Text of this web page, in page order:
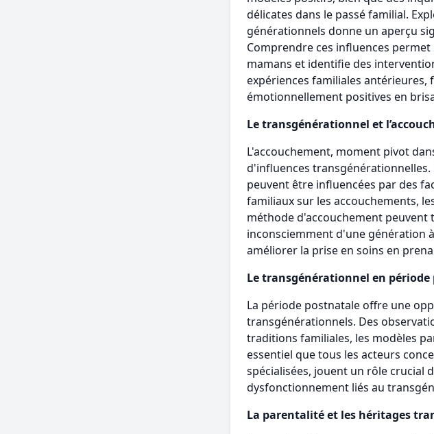
délicates dans le passé familial.
générationnels donne un aperçu
Comprendre ces influences
mamans et identifie des
expériences familiales antérieures,
émotionnellement positives en
Le transgénérationnel et
L'accouchement, moment pivot
d'influences transgénérationnelles.
peuvent être influencées par des
familiaux sur les accouchements,
méthode d'accouchement
inconsciemment d'une génération
améliorer la prise en soins en
Le transgénérationnel en
La période postnatale offre une
transgénérationnels. Des
traditions familiales, les modèles
essentiel que tous les acteurs
spécialisées, jouent un rôle crucial
dysfonctionnement liés au
La parentalité et les héritages